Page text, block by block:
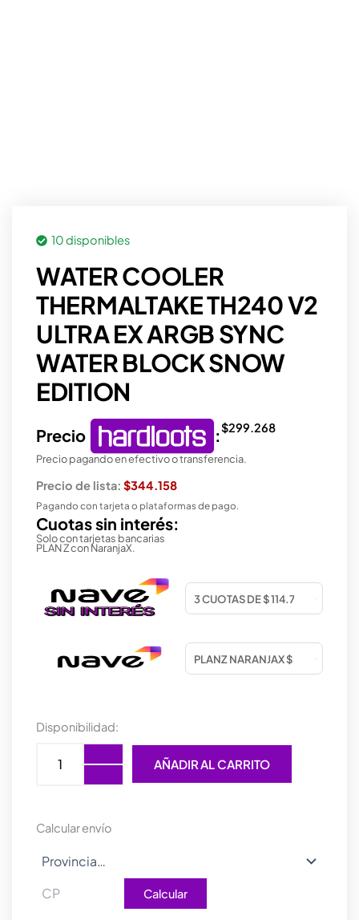
10 disponibles
WATER COOLER
THERMALTAKE TH240 V2
ULTRA EX ARGB SYNC
WATER BLOCK SNOW
EDITION
Precio :$299.268
Precio pagando en efectivo o transferencia.
Precio de lista: $344.158
Pagando con tarjeta o plataformas de pago.
Cuotas sin interés:
Solo con tarjetas bancarias
PLAN Z con NaranjaX.
Disponibilidad:
WATER
THERMALTAKE
TH240
EX
ARGB
WATER
SNOW
AÑADIR AL CARRITO
Calcular envío
Calcular